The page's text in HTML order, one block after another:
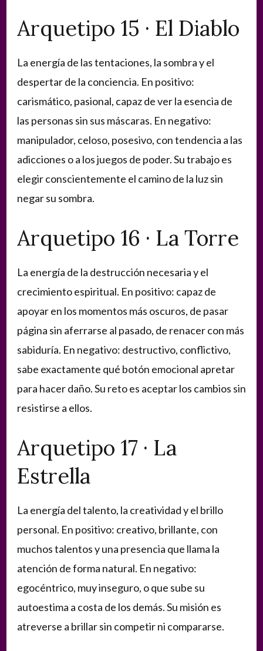
Arquetipo 15 · El Diablo
La energía de las tentaciones, la sombra y el
despertar de la conciencia. En positivo:
carismático, pasional, capaz de ver la esencia de
las personas sin sus máscaras. En negativo:
manipulador, celoso, posesivo, con tendencia a las
adicciones o a los juegos de poder. Su trabajo es
elegir conscientemente el camino de la luz sin
negar su sombra.
Arquetipo 16 · La Torre
La energía de la destrucción necesaria y el
crecimiento espiritual. En positivo: capaz de
apoyar en los momentos más oscuros, de pasar
página sin aferrarse al pasado, de renacer con más
sabiduría. En negativo: destructivo, conflictivo,
sabe exactamente qué botón emocional apretar
para hacer daño. Su reto es aceptar los cambios sin
resistirse a ellos.
Arquetipo 17 · La
Estrella
La energía del talento, la creatividad y el brillo
personal. En positivo: creativo, brillante, con
muchos talentos y una presencia que llama la
atención de forma natural. En negativo:
egocéntrico, muy inseguro, o que sube su
autoestima a costa de los demás. Su misión es
atreverse a brillar sin competir ni compararse.